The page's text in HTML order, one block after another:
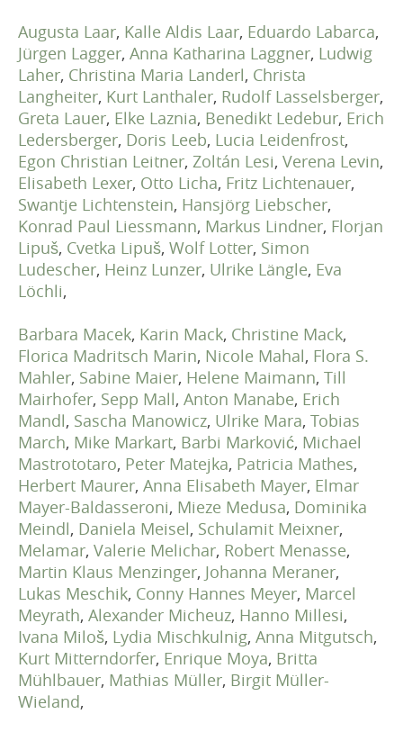
Augusta Laar, Kalle Aldis Laar, Eduardo Labarca,
Jürgen Lagger, Anna Katharina Laggner, Ludwig
Laher, Christina Maria Landerl, Christa
Langheiter, Kurt Lanthaler, Rudolf Lasselsberger,
Greta Lauer, Elke Laznia, Benedikt Ledebur, Erich
Ledersberger, Doris Leeb, Lucia Leidenfrost,
Egon Christian Leitner, Zoltán Lesi, Verena Levin,
Elisabeth Lexer, Otto Licha, Fritz Lichtenauer,
Swantje Lichtenstein, Hansjörg Liebscher,
Konrad Paul Liessmann, Markus Lindner, Florjan
Lipuš, Cvetka Lipuš, Wolf Lotter, Simon
Ludescher, Heinz Lunzer, Ulrike Längle, Eva
Löchli,
Barbara Macek, Karin Mack, Christine Mack,
Florica Madritsch Marin, Nicole Mahal, Flora S.
Mahler, Sabine Maier, Helene Maimann, Till
Mairhofer, Sepp Mall, Anton Manabe, Erich
Mandl, Sascha Manowicz, Ulrike Mara, Tobias
March, Mike Markart, Barbi Marković, Michael
Mastrototaro, Peter Matejka, Patricia Mathes,
Herbert Maurer, Anna Elisabeth Mayer, Elmar
Mayer-Baldasseroni, Mieze Medusa, Dominika
Meindl, Daniela Meisel, Schulamit Meixner,
Melamar, Valerie Melichar, Robert Menasse,
Martin Klaus Menzinger, Johanna Meraner,
Lukas Meschik, Conny Hannes Meyer, Marcel
Meyrath, Alexander Micheuz, Hanno Millesi,
Ivana Miloš, Lydia Mischkulnig, Anna Mitgutsch,
Kurt Mitterndorfer, Enrique Moya, Britta
Mühlbauer, Mathias Müller, Birgit Müller-
Wieland,